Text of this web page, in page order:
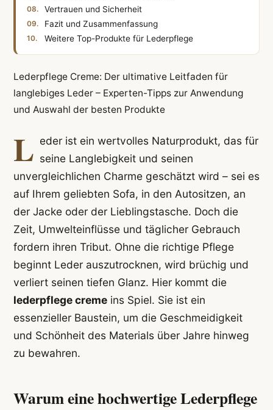
Vertrauen und Sicherheit
Fazit und Zusammenfassung
Weitere Top-Produkte für Lederpflege
Lederpflege Creme: Der ultimative Leitfaden für
langlebiges Leder – Experten-Tipps zur Anwendung
und Auswahl der besten Produkte
L eder ist ein wertvolles Naturprodukt, das für
seine Langlebigkeit und seinen
unvergleichlichen Charme geschätzt wird – sei es
auf Ihrem geliebten Sofa, in den Autositzen, an
der Jacke oder der Lieblingstasche. Doch die
Zeit, Umwelteinflüsse und täglicher Gebrauch
fordern ihren Tribut. Ohne die richtige Pflege
beginnt Leder auszutrocknen, wird brüchig und
verliert seinen tiefen Glanz. Hier kommt die
lederpflege cremeins Spiel. Sie ist ein
essenzieller Baustein, um die Geschmeidigkeit
und Schönheit des Materials über Jahre hinweg
zu bewahren.
Warum eine hochwertige Lederpflege